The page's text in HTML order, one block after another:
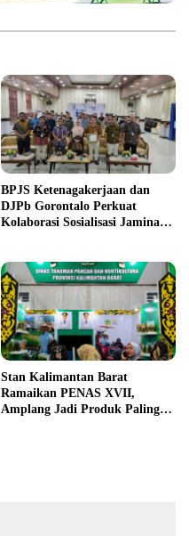
BPJS Ketenagakerjaan dan
DJPb Gorontalo Perkuat
Kolaborasi Sosialisasi Jaminan
Stan Kalimantan Barat
Ramaikan PENAS XVII,
Amplang Jadi Produk Paling